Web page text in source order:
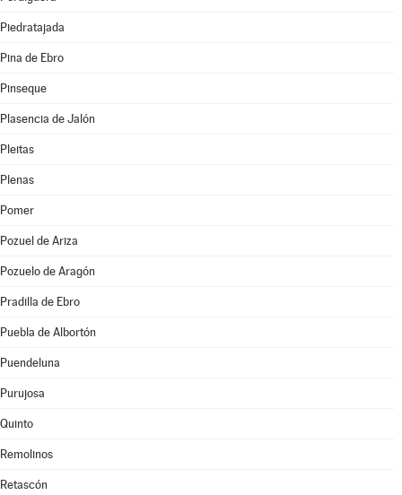
Piedratajada
Pina de Ebro
Pinseque
Plasencia de Jalón
Pleitas
Plenas
Pomer
Pozuel de Ariza
Pozuelo de Aragón
Pradilla de Ebro
Puebla de Albortón
Puendeluna
Purujosa
Quinto
Remolinos
Retascón